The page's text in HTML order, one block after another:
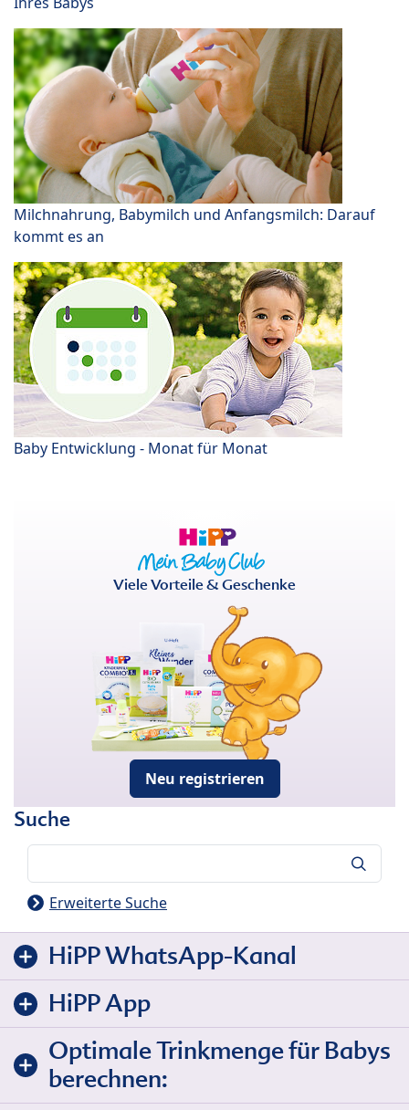
Milchnahrung, Babymilch und Anfangsmilch: Darauf
kommt es an
Baby Entwicklung - Monat für Monat
Viele Vorteile & Geschenke
Neu registrieren
Suche
Erweiterte Suche
HiPP WhatsApp-Kanal
HiPP App
Optimale Trinkmenge für Babys
berechnen: